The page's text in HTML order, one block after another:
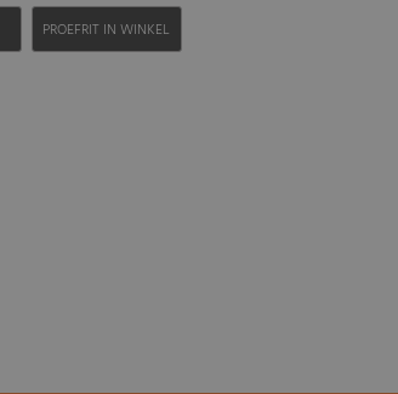
PROEFRIT IN WINKEL